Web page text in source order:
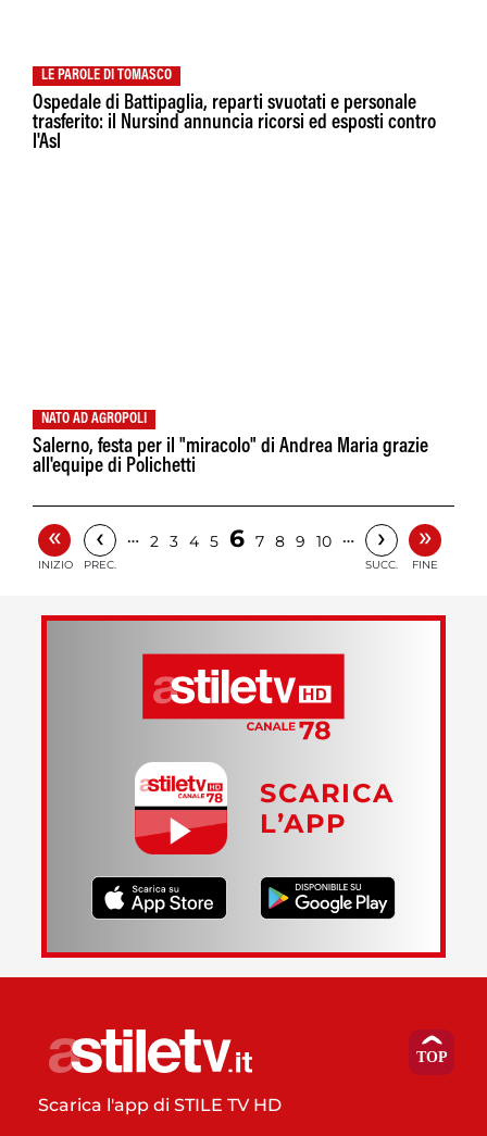
LE PAROLE DI TOMASCO
Ospedale di Battipaglia, reparti svuotati e personale
trasferito: il Nursind annuncia ricorsi ed esposti contro
l'Asl
NATO AD AGROPOLI
Salerno, festa per il "miracolo" di Andrea Maria grazie
all'equipe di Polichetti
«
INIZIO
‹
PREC.
… 2 3 4 5 6 7 8 9 10 … ›
SUCC.
»
FINE
SCARICA
L’APP
Scarica l'app di STILE TV HD